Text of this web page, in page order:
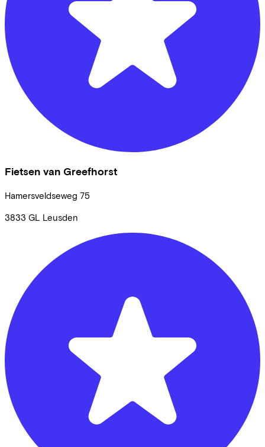
Fietsen van Greefhorst
Hamersveldseweg 75
3833 GL Leusden